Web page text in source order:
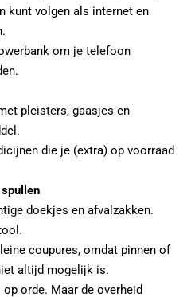
kunt volgen als internet en
om je telefoon
pleisters, gaasjes en
die je (extra) op voorraad
doekjes en afvalzakken.
coupures, omdat pinnen of
altijd mogelijk is.
orde. Maar de overheid